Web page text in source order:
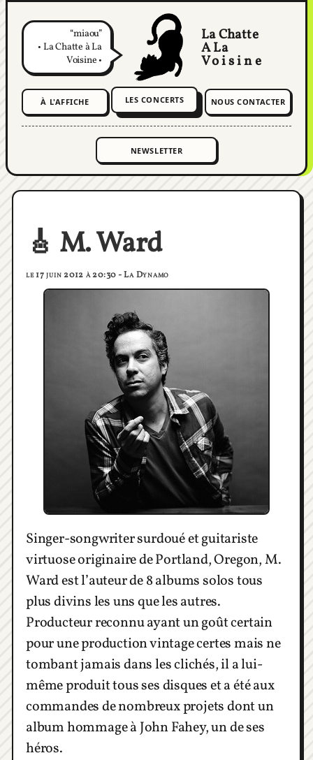
miaou
• La Chatte à La
Voisine •
La Chatte
A La
Voisine
À L'AFFICHE LES CONCERTS NOUS CONTACTER
🎸 M. Ward
le 17 juin 2012 à 20:30 - La Dynamo
Singer-songwriter surdoué et guitariste
virtuose originaire de Portland, Oregon, M.
Ward est l’auteur de 8 albums solos tous
plus divins les uns que les autres.
Producteur reconnu ayant un goût certain
pour une production vintage certes mais ne
tombant jamais dans les clichés, il a lui-
même produit tous ses disques et a été aux
commandes de nombreux projets dont un
album hommage à John Fahey, un de ses
héros.